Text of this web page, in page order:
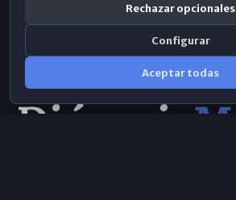
Rechazar opcionales
Configurar
Aceptar todas